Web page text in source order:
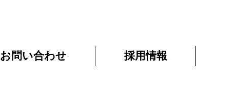
お問い合わせ 採用情報